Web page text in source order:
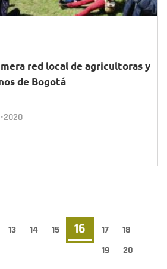
red local de agricultoras y
de Bogotá
Page
13 Page
14 Page
15
Página
actual
16 Page
17 Page
18
Page
19 Page
20